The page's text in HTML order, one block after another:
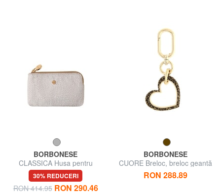
BORBONESE
CLASSICA Husa pentru
monede cu breloc
30% REDUCERI
RON 414.95 RON 290.46
BORBONESE
CUORE Breloc, breloc geantă
RON 288.89